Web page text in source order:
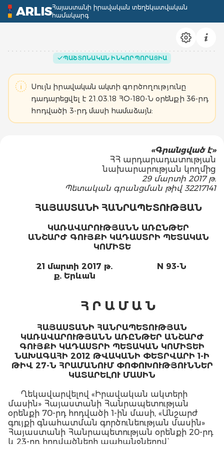
ARLISՀայաստանի իրավական տեղեկատվական
համակարգ
ՊԱՇՏՈՆԱԿԱՆ ԻՆԿՈՐՊՈՐԱՑԻԱ
Սույն իրավական ակտի գործողությունը
դադարեցվել է 21.03.18 ՀՕ-180-Ն օրենքի 36-րդ
հոդվածի 3-րդ մասի համաձայն:
«Գրանցված է»
ՀՀ արդարադատության
նախարարության կողմից
29 մարտի 2017 թ.
Պետական գրանցման թիվ 32217141
ՀԱՅԱՍՏԱՆԻ ՀԱՆՐԱՊԵՏՈՒԹՅԱՆ
ԿԱՌԱՎԱՐՈՒԹՅԱՆՆ ԱՌԸՆԹԵՐ
ԱՆՇԱՐԺ ԳՈՒՅՔԻ ԿԱԴԱՍՏՐԻ ՊԵՏԱԿԱՆ
ԿՈՄԻՏԵ
21 մարտի 2017 թ.
ք. Երևան
N 93-Ն
Հ Ր Ա Մ Ա Ն
ՀԱՅԱՍՏԱՆԻ ՀԱՆՐԱՊԵՏՈՒԹՅԱՆ
ԿԱՌԱՎԱՐՈՒԹՅԱՆՆ ԱՌԸՆԹԵՐ ԱՆՇԱՐԺ
ԳՈՒՅՔԻ ԿԱԴԱՍՏՐԻ ՊԵՏԱԿԱՆ ԿՈՄԻՏԵԻ
ՆԱԽԱԳԱՀԻ 2012 ԹՎԱԿԱՆԻ ՓԵՏՐՎԱՐԻ 1-Ի
ԹԻՎ 27-Ն ՀՐԱՄԱՆՈՒՄ ՓՈՓՈԽՈՒԹՅՈՒՆՆԵՐ
ԿԱՏԱՐԵԼՈՒ ՄԱՍԻՆ
Ղեկավարվելով «Իրավական ակտերի
մասին» Հայաստանի Հանրապետության
օրենքի 70-րդ հոդվածի 1-ին մասի, «Անշարժ
գույքի գնահատման գործունեության մասին»
Հայաստանի Հանրապետության օրենքի 20-րդ
և 23-րդ հոդվածների պահանջներով`